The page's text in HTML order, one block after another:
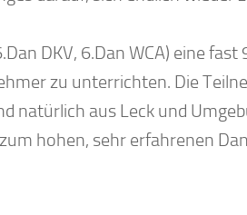
DKV, 6.Dan WCA) eine fast
zu unterrichten. Die
natürlich aus Leck und
hohen, sehr erfahrenen